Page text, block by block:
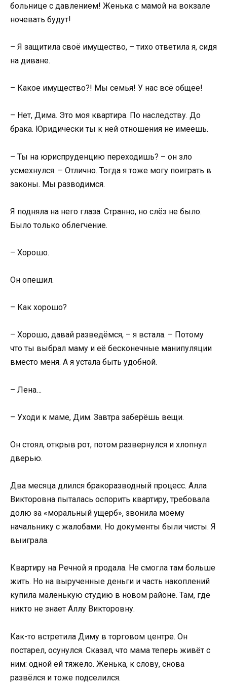
больнице с давлением! Женька с мамой на вокзале
ночевать будут!
– Я защитила своё имущество, – тихо ответила я, сидя
на диване.
– Какое имущество?! Мы семья! У нас всё общее!
– Нет, Дима. Это моя квартира. По наследству. До
брака. Юридически ты к ней отношения не имеешь.
– Ты на юриспруденцию переходишь? – он зло
усмехнулся. – Отлично. Тогда я тоже могу поиграть в
законы. Мы разводимся.
Я подняла на него глаза. Странно, но слёз не было.
Было только облегчение.
– Хорошо.
Он опешил.
– Как хорошо?
– Хорошо, давай разведёмся, – я встала. – Потому
что ты выбрал маму и её бесконечные манипуляции
вместо меня. А я устала быть удобной.
– Лена…
– Уходи к маме, Дим. Завтра заберёшь вещи.
Он стоял, открыв рот, потом развернулся и хлопнул
дверью.
Два месяца длился бракоразводный процесс. Алла
Викторовна пыталась оспорить квартиру, требовала
долю за «моральный ущерб», звонила моему
начальнику с жалобами. Но документы были чисты. Я
выиграла.
Квартиру на Речной я продала. Не смогла там больше
жить. Но на вырученные деньги и часть накоплений
купила маленькую студию в новом районе. Там, где
никто не знает Аллу Викторовну.
Как-то встретила Диму в торговом центре. Он
постарел, осунулся. Сказал, что мама теперь живёт с
ним: одной ей тяжело. Женька, к слову, снова
развёлся и тоже подселился.